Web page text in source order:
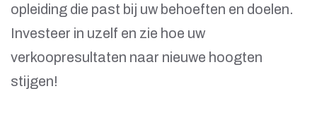
opleiding die past bij uw behoeften en doelen.
Investeer in uzelf en zie hoe uw
verkoopresultaten naar nieuwe hoogten
stijgen!